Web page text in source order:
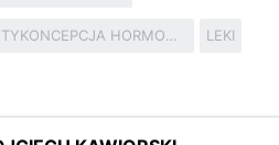
ANTYKONCEPCJA HORMONALNA LEKI